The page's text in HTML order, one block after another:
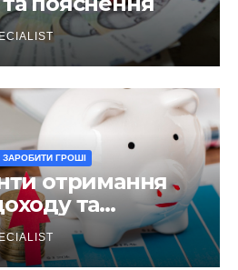
ЗАРОБИТИ ГРОШІ
отримання
та
у 2025 році